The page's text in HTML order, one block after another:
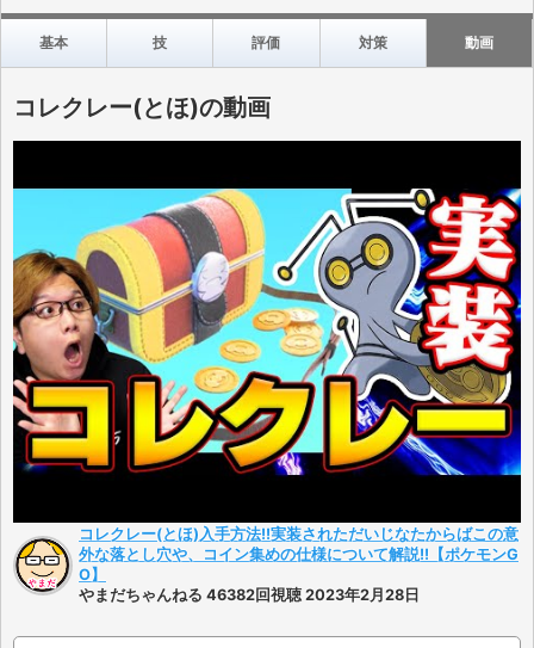
基本 技 評価 対策 動画
コレクレー(とほ)の動画
コレクレー(とほ)入手方法!!実装されただいじなたからばこの意
外な落とし穴や、コイン集めの仕様について解説!!【ポケモンG
O】
やまだちゃんねる 46382回視聴 2023年2月28日